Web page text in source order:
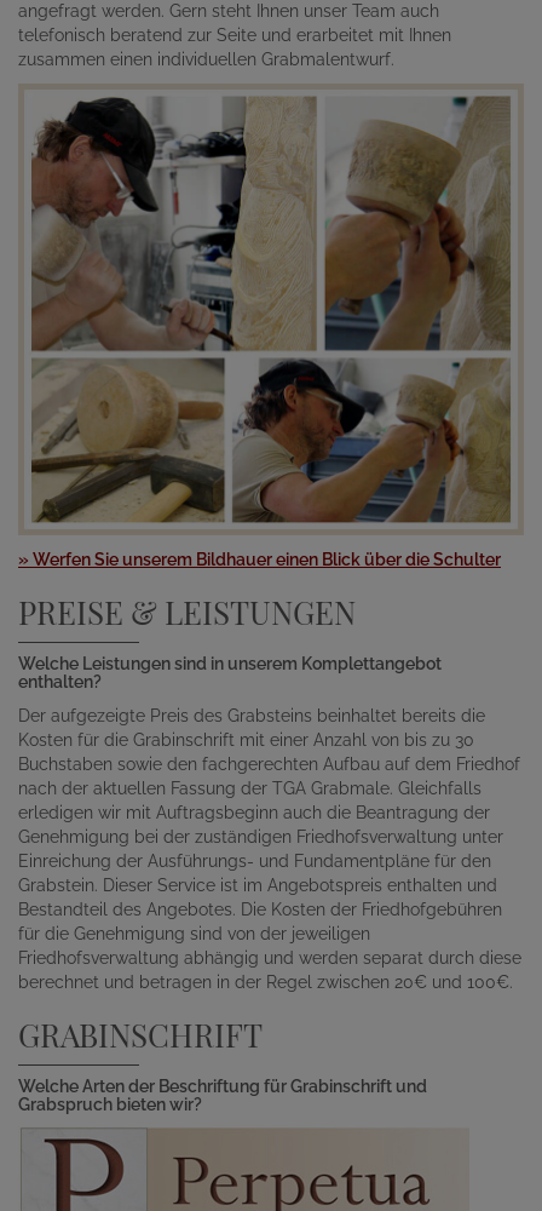
angefragt werden. Gern steht Ihnen unser Team auch
telefonisch beratend zur Seite und erarbeitet mit Ihnen
zusammen einen individuellen Grabmalentwurf.
» Werfen Sie unserem Bildhauer einen Blick über die Schulter
PREISE & LEISTUNGEN
Welche Leistungen sind in unserem Komplettangebot
enthalten?
Der aufgezeigte Preis des Grabsteins beinhaltet bereits die
Kosten für die Grabinschrift mit einer Anzahl von bis zu 30
Buchstaben sowie den fachgerechten Aufbau auf dem Friedhof
nach der aktuellen Fassung der TGA Grabmale. Gleichfalls
erledigen wir mit Auftragsbeginn auch die Beantragung der
Genehmigung bei der zuständigen Friedhofsverwaltung unter
Einreichung der Ausführungs- und Fundamentpläne für den
Grabstein. Dieser Service ist im Angebotspreis enthalten und
Bestandteil des Angebotes. Die Kosten der Friedhofgebühren
für die Genehmigung sind von der jeweiligen
Friedhofsverwaltung abhängig und werden separat durch diese
berechnet und betragen in der Regel zwischen 20€ und 100€.
GRABINSCHRIFT
Welche Arten der Beschriftung für Grabinschrift und
Grabspruch bieten wir?